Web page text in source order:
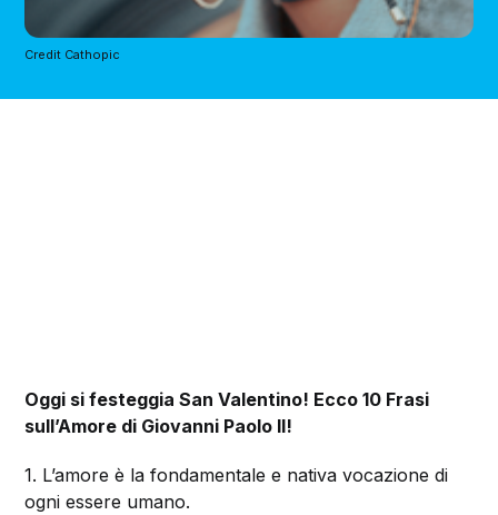
Credit Cathopic
Oggi si festeggia San Valentino! Ecco 10 Frasi
sull’Amore di Giovanni Paolo II!
1. L’amore è la fondamentale e nativa vocazione di
ogni essere umano.